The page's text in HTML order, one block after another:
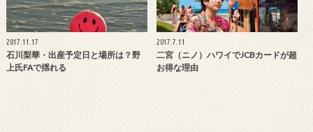
2017.11.17
石川梨華・出産予定日と場所は？野
上氏FAで揺れる
2017.7.11
二宮（ニノ）ハワイでJCBカードが超
お得な理由